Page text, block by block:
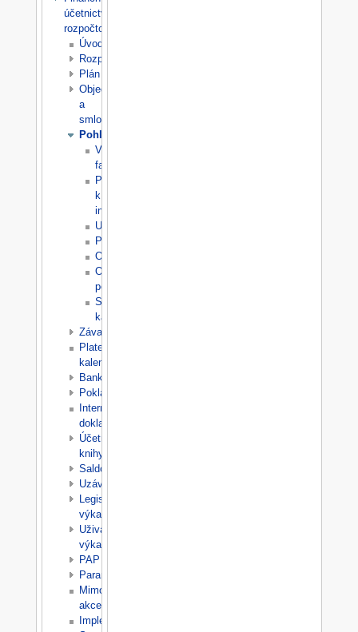
účetnictví
rozpočtové
Úvod
Rozpočet
Plán
Objednávky
a
smlouvy
Pohledávky
Vydané
faktury
Příkazy
k
inkasu
Upomínky
Penále
Odsouhlasení
Opravné
položky
Splátkové
kalendáře
Závazky
Platební
kalendáře
Banka
Pokladna
Interní
doklady
Účetní
knihy
Saldo
Uzávěrky
Legislativní
výkazy
Uživatelské
výkazy
PAP
Parametry
Mimořádné
akce
Implementace